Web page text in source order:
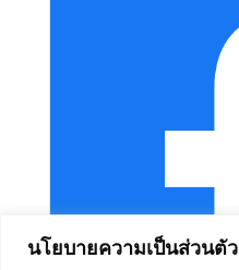
นโยบายความเป็นส่วนตัว